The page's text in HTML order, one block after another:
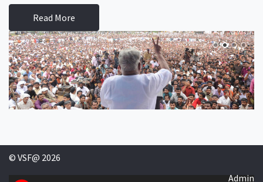
Read More
© VSF@ 2026
Admin